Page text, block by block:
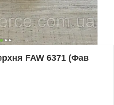
FAW 6371 (Фав